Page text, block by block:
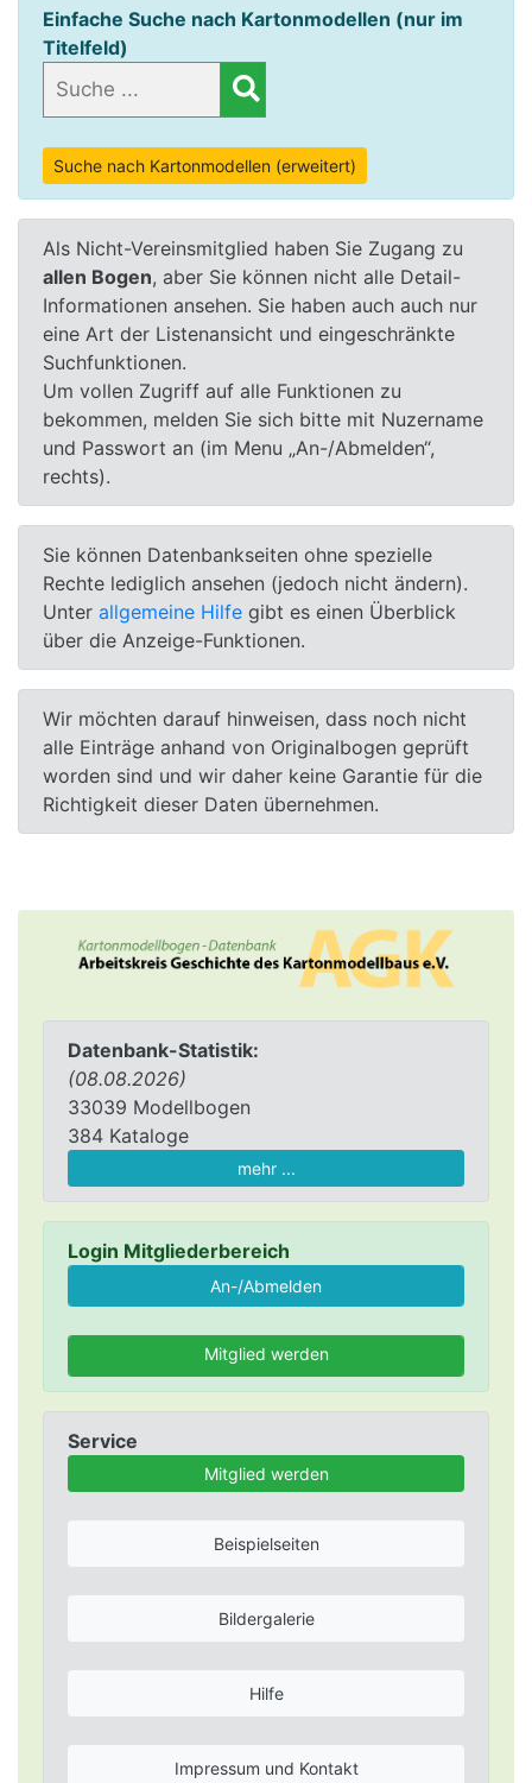
Datenbank-Statistik:
(08.08.2026)
33039 Modellbogen
384 Kataloge
mehr ...
Login Mitgliederbereich
Mitglied werden
Service
Mitglied werden
Beispielseiten
Bildergalerie
Hilfe
Impressum und Kontakt
Einfache Suche nach Kartonmodellen (nur im
Titelfeld)
Als Nicht-Vereinsmitglied haben Sie Zugang zu
allen Bogen, aber Sie können nicht alle Detail-
Informationen ansehen. Sie haben auch auch nur
eine Art der Listenansicht und eingeschränkte
Suchfunktionen.
Um vollen Zugriff auf alle Funktionen zu
bekommen, melden Sie sich bitte mit Nuzername
und Passwort an (im Menu „An-/Abmelden“,
rechts).
Sie können Datenbankseiten ohne spezielle
Rechte lediglich ansehen (jedoch nicht ändern).
Unter allgemeine Hilfe gibt es einen Überblick
über die Anzeige-Funktionen.
Wir möchten darauf hinweisen, dass noch nicht
alle Einträge anhand von Originalbogen geprüft
worden sind und wir daher keine Garantie für die
Richtigkeit dieser Daten übernehmen.